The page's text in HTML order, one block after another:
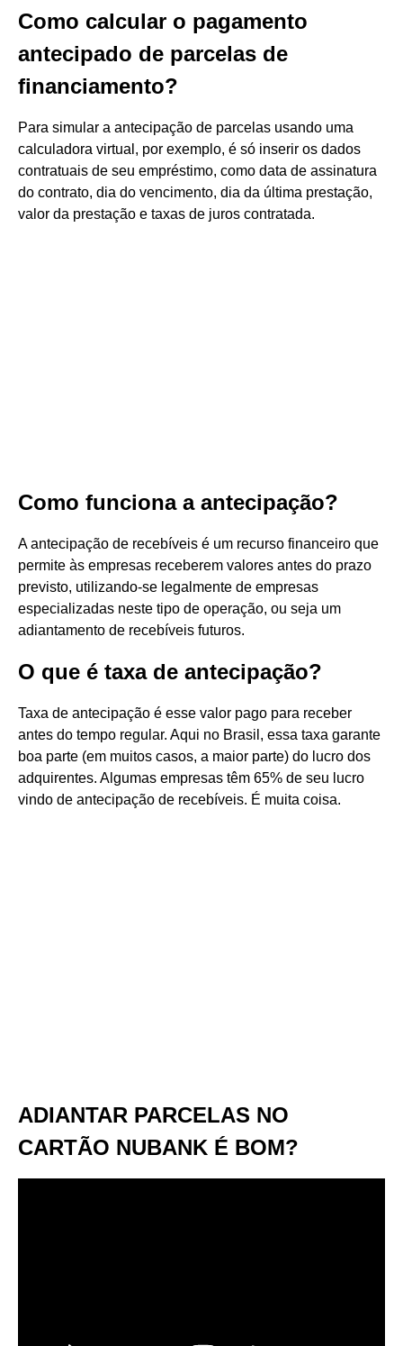
Como calcular o pagamento
antecipado de parcelas de
financiamento?
Para simular a antecipação de parcelas usando uma
calculadora virtual, por exemplo, é só inserir os dados
contratuais de seu empréstimo, como data de assinatura
do contrato, dia do vencimento, dia da última prestação,
valor da prestação e taxas de juros contratada.
Como funciona a antecipação?
A antecipação de recebíveis é um recurso financeiro que
permite às empresas receberem valores antes do prazo
previsto, utilizando-se legalmente de empresas
especializadas neste tipo de operação, ou seja um
adiantamento de recebíveis futuros.
O que é taxa de antecipação?
Taxa de antecipação é esse valor pago para receber
antes do tempo regular. Aqui no Brasil, essa taxa garante
boa parte (em muitos casos, a maior parte) do lucro dos
adquirentes. Algumas empresas têm 65% de seu lucro
vindo de antecipação de recebíveis. É muita coisa.
ADIANTAR PARCELAS NO
CARTÃO NUBANK É BOM?